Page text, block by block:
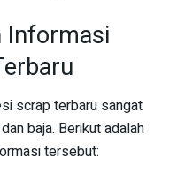
Informasi
scrap terbaru sangat
baja. Berikut adalah
tersebut: